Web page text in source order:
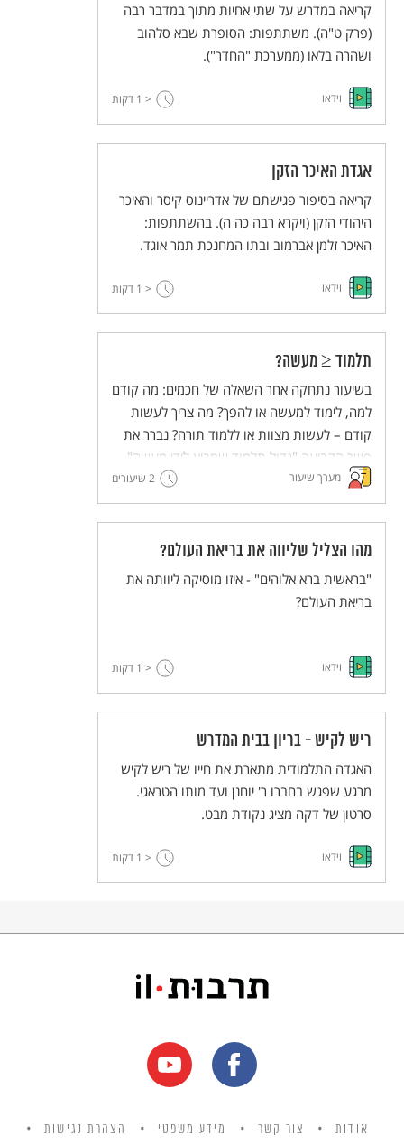
קריאה במדרש על שתי אחיות מתוך במדבר רבה
(פרק ט"ה). משתתפות: הסופרת שבא סלהוב
ושהרה בלאו (ממערכת "החדר").
וידאו < 1 דקות
אגדת האיכר הזקן
קריאה בסיפור פגישתם של אדריינוס קיסר והאיכר
היהודי הזקן (ויקרא רבה כה ה). בהשתתפות:
האיכר זלמן אברמוב ובתו המחנכת תמר אוגד.
וידאו < 1 דקות
תלמוד ≤ מעשה?
בשיעור נתחקה אחר השאלה של חכמים: מה קודם
למה, לימוד למעשה או להפך? מה צריך לעשות
קודם – לעשות מצוות או ללמוד תורה? נברר את
פשר הקביעה "גדול תלמוד שמביא לידי מעשה",
נגדיר מהם ה"תלמוד" וה"מעשה" בעולם
התלמידים, ונבחן אילו כלים מסייעים להחליט כאשר
יש יותר מדבר אחד חשוב לעשות.
מערך שיעור 2 שיעורים
מהו הצליל שליווה את בריאת העולם?
"בראשית ברא אלוהים" - איזו מוסיקה ליוותה את
בריאת העולם?
וידאו < 1 דקות
ריש לקיש - בריון בבית המדרש
האגדה התלמודית מתארת את חייו של ריש לקיש
מרגע שפגש בחברו ר' יוחנן ועד מותו הטראגי.
סרטון של דקה מציג נקודת מבט.
וידאו < 1 דקות
אודות צור קשר מידע משפטי הצהרת נגישות